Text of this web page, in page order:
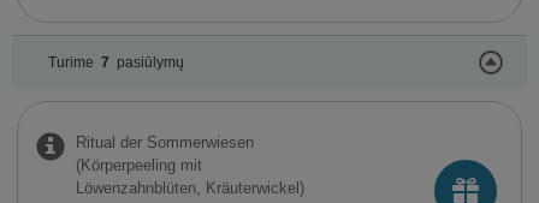
Turime 7 pasiūlymų
Ritual der Sommerwiesen
(Körperpeeling mit
Löwenzahnblüten, Kräuterwickel)